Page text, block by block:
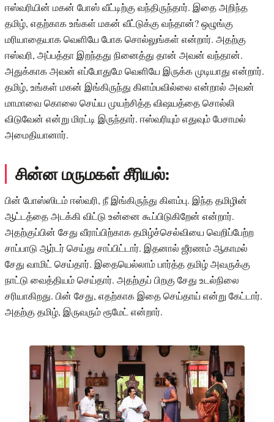
ஈஸ்வரியின் மகன் போஸ் வீட்டிற்கு வந்திருந்தார். இதை அறிந்த
தமிழ், எதற்காக உங்கள் மகன் வீட்டுக்கு வந்தான்? ஒழுங்கு
மரியாதையாக வெளியே போக சொல்லுங்கள் என்றார். அதற்கு
ஈஸ்வரி, அப்பத்தா இறந்தது நினைத்து தான் அவன் வந்தான்.
அதுக்காக அவன் எப்போதுமே வெளியே இருக்க முடியாது என்றார்.
தமிழ், உங்கள் மகன் இங்கிருந்து கிளம்பவில்லை என்றால் அவன்
மாமாவை கொலை செய்ய முயற்சித்த விஷயத்தை சொல்லி
விடுவேன் என்று மிரட்டி இருந்தார். ஈஸ்வரியும் எதுவும் பேசாமல்
அமைதியானார்.
சின்ன மருமகள் சீரியல்:
பின் போஸ்ஸிடம் ஈஸ்வரி, நீ இங்கிருந்து கிளம்பு. இந்த தமிழின்
ஆட்டத்தை அடக்கி விட்டு உன்னை கூப்பிடுகிறேன் என்றார்.
அதற்குப்பின் சேது வீராப்பிற்காக தமிழ்ச்செல்வியை வெறிப்பேற்ற
சாப்பாடு ஆர்டர் செய்து சாப்பிட்டார். இதனால் ஜீரணம் ஆகாமல்
சேது வாமிட் செய்தார். இதையெல்லாம் பார்த்த தமிழ் அவருக்கு
நாட்டு வைத்தியம் செய்தார். அதற்குப் பிறகு சேது உடல்நிலை
சரியாகிறது. பின் சேது, எதற்காக இதை செய்தாய் என்று கேட்டார்.
அதற்கு தமிழ், இருவரும் ரூமேட் என்றார்.